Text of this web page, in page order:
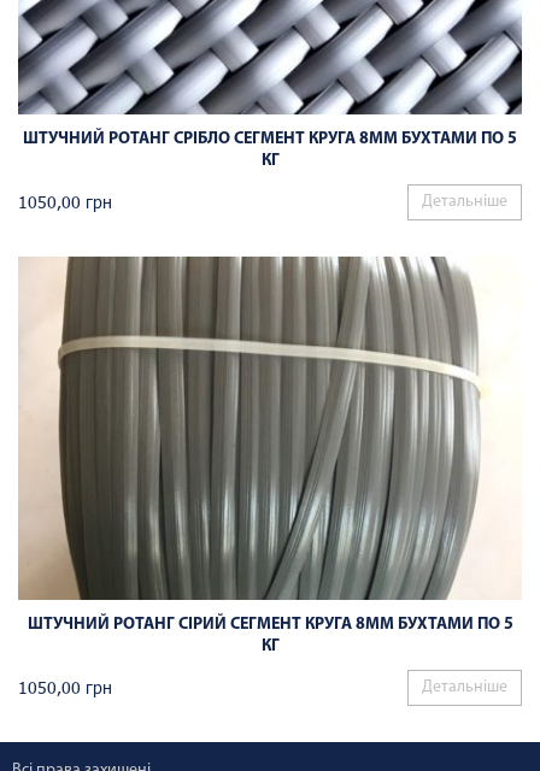
ШТУЧНИЙ РОТАНГ СРІБЛО СЕГМЕНТ КРУГА 8ММ БУХТАМИ ПО 5
КГ
1050,00 грн Детальніше
ШТУЧНИЙ РОТАНГ СІРИЙ СЕГМЕНТ КРУГА 8ММ БУХТАМИ ПО 5
КГ
1050,00 грн Детальніше